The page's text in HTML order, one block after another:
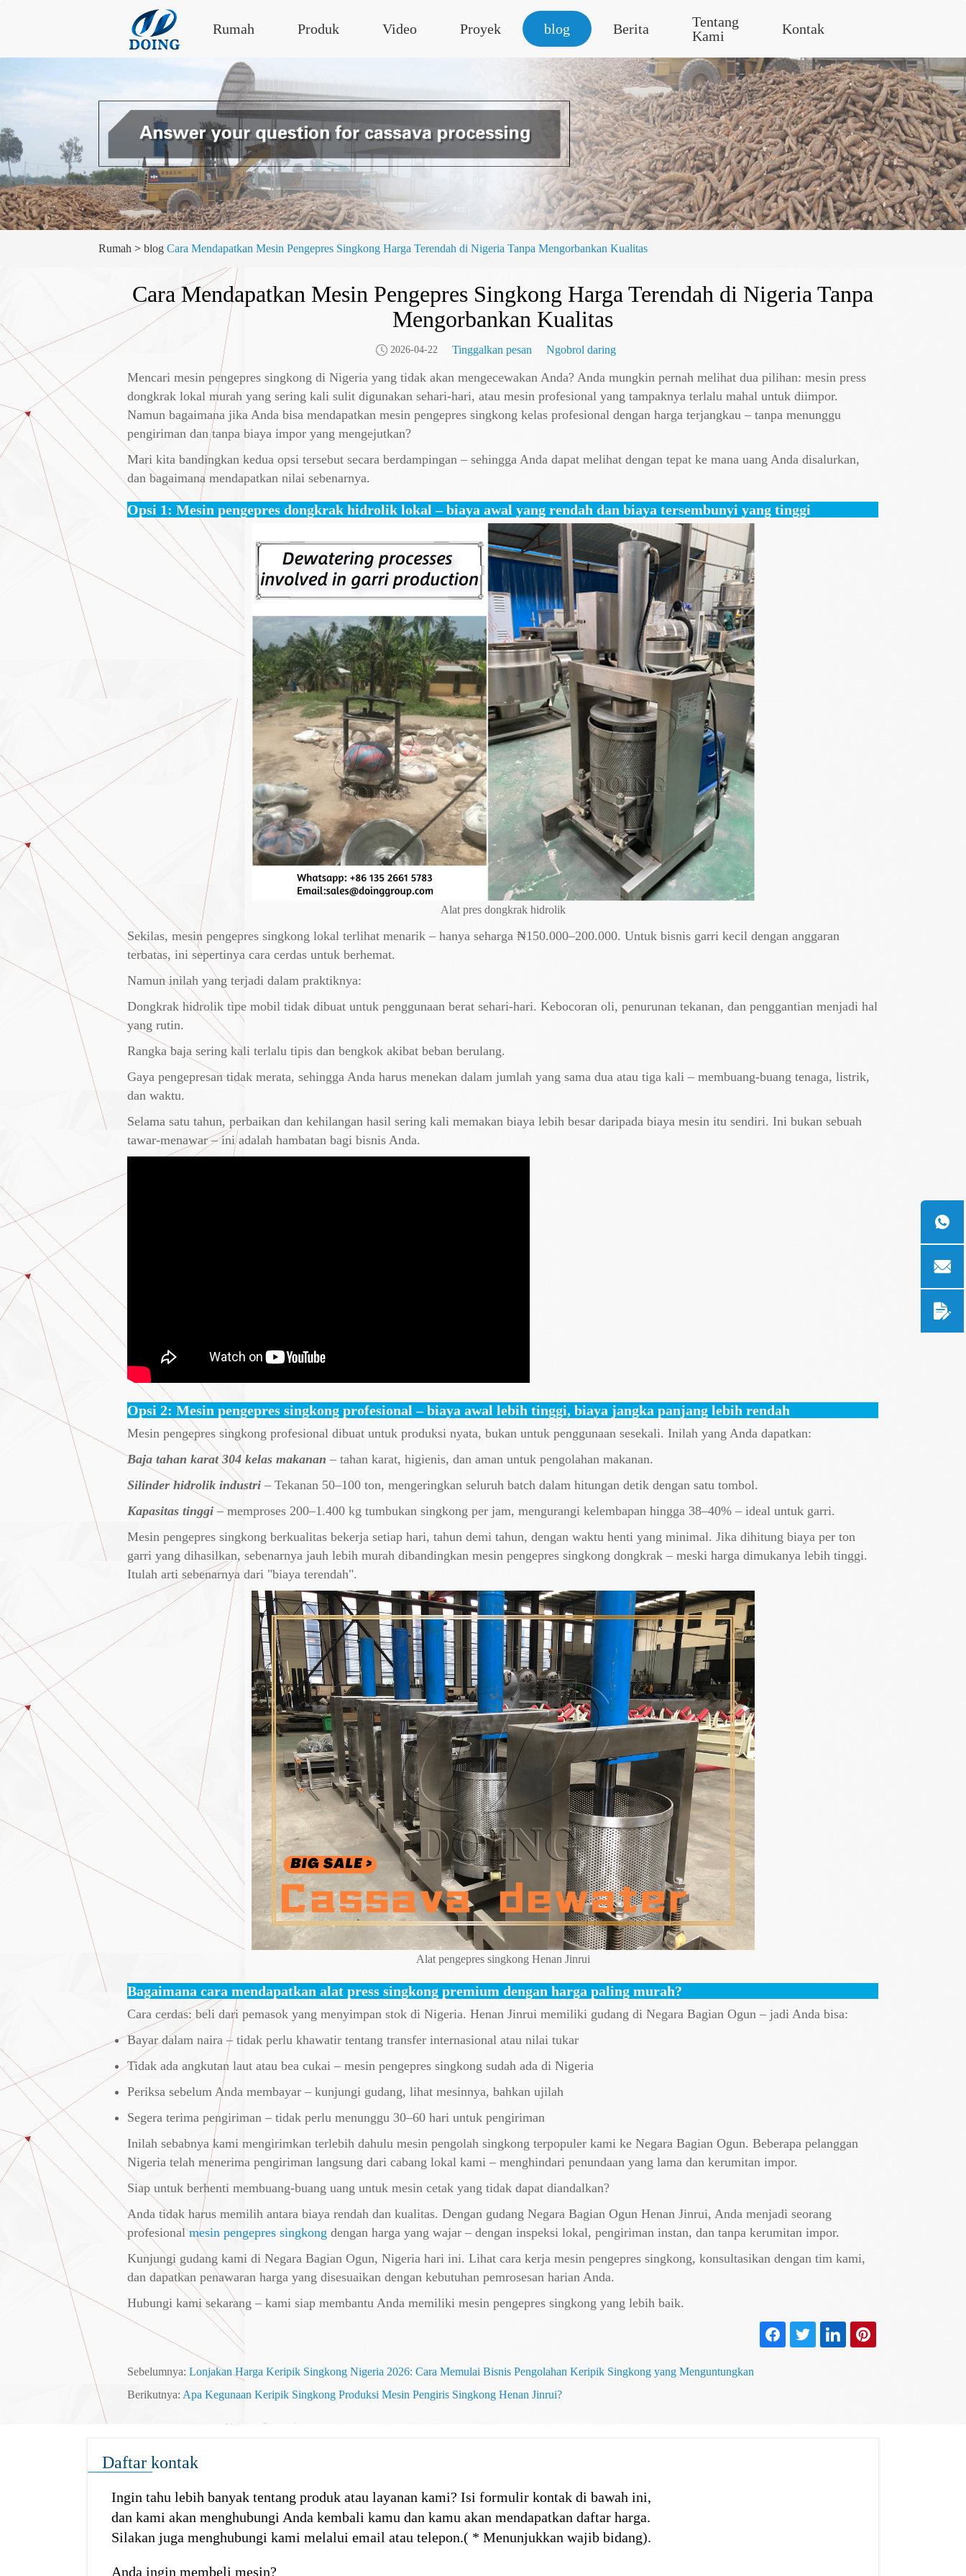
Rumah Produk Video Proyek blog Berita
Tentang
Kami
Kontak
Rumah > blog Cara Mendapatkan Mesin Pengepres Singkong Harga Terendah di Nigeria Tanpa Mengorbankan Kualitas
Cara Mendapatkan Mesin Pengepres Singkong Harga Terendah di Nigeria Tanpa
Mengorbankan Kualitas
2026-04-22 Tinggalkan pesan Ngobrol daring
Mencari mesin pengepres singkong di Nigeria yang tidak akan mengecewakan Anda? Anda mungkin pernah melihat dua pilihan: mesin press
dongkrak lokal murah yang sering kali sulit digunakan sehari-hari, atau mesin profesional yang tampaknya terlalu mahal untuk diimpor.
Namun bagaimana jika Anda bisa mendapatkan mesin pengepres singkong kelas profesional dengan harga terjangkau – tanpa menunggu
pengiriman dan tanpa biaya impor yang mengejutkan?
Mari kita bandingkan kedua opsi tersebut secara berdampingan – sehingga Anda dapat melihat dengan tepat ke mana uang Anda disalurkan,
dan bagaimana mendapatkan nilai sebenarnya.
Opsi 1: Mesin pengepres dongkrak hidrolik lokal – biaya awal yang rendah dan biaya tersembunyi yang tinggi
Alat pres dongkrak hidrolik
Sekilas, mesin pengepres singkong lokal terlihat menarik – hanya seharga ₦150.000–200.000. Untuk bisnis garri kecil dengan anggaran
terbatas, ini sepertinya cara cerdas untuk berhemat.
Namun inilah yang terjadi dalam praktiknya:
Dongkrak hidrolik tipe mobil tidak dibuat untuk penggunaan berat sehari-hari. Kebocoran oli, penurunan tekanan, dan penggantian menjadi hal
yang rutin.
Rangka baja sering kali terlalu tipis dan bengkok akibat beban berulang.
Gaya pengepresan tidak merata, sehingga Anda harus menekan dalam jumlah yang sama dua atau tiga kali – membuang-buang tenaga, listrik,
dan waktu.
Selama satu tahun, perbaikan dan kehilangan hasil sering kali memakan biaya lebih besar daripada biaya mesin itu sendiri. Ini bukan sebuah
tawar-menawar – ini adalah hambatan bagi bisnis Anda.
Opsi 2: Mesin pengepres singkong profesional – biaya awal lebih tinggi, biaya jangka panjang lebih rendah
Mesin pengepres singkong profesional dibuat untuk produksi nyata, bukan untuk penggunaan sesekali. Inilah yang Anda dapatkan:
Baja tahan karat 304 kelas makanan – tahan karat, higienis, dan aman untuk pengolahan makanan.
Silinder hidrolik industri – Tekanan 50–100 ton, mengeringkan seluruh batch dalam hitungan detik dengan satu tombol.
Kapasitas tinggi – memproses 200–1.400 kg tumbukan singkong per jam, mengurangi kelembapan hingga 38–40% – ideal untuk garri.
Mesin pengepres singkong berkualitas bekerja setiap hari, tahun demi tahun, dengan waktu henti yang minimal. Jika dihitung biaya per ton
garri yang dihasilkan, sebenarnya jauh lebih murah dibandingkan mesin pengepres singkong dongkrak – meski harga dimukanya lebih tinggi.
Itulah arti sebenarnya dari "biaya terendah".
Alat pengepres singkong Henan Jinrui
Bagaimana cara mendapatkan alat press singkong premium dengan harga paling murah?
Cara cerdas: beli dari pemasok yang menyimpan stok di Nigeria. Henan Jinrui memiliki gudang di Negara Bagian Ogun – jadi Anda bisa:
Bayar dalam naira – tidak perlu khawatir tentang transfer internasional atau nilai tukar
Tidak ada angkutan laut atau bea cukai – mesin pengepres singkong sudah ada di Nigeria
Periksa sebelum Anda membayar – kunjungi gudang, lihat mesinnya, bahkan ujilah
Segera terima pengiriman – tidak perlu menunggu 30–60 hari untuk pengiriman
Inilah sebabnya kami mengirimkan terlebih dahulu mesin pengolah singkong terpopuler kami ke Negara Bagian Ogun. Beberapa pelanggan
Nigeria telah menerima pengiriman langsung dari cabang lokal kami – menghindari penundaan yang lama dan kerumitan impor.
Siap untuk berhenti membuang-buang uang untuk mesin cetak yang tidak dapat diandalkan?
Anda tidak harus memilih antara biaya rendah dan kualitas. Dengan gudang Negara Bagian Ogun Henan Jinrui, Anda menjadi seorang
profesionalmesin pengepres singkong dengan harga yang wajar – dengan inspeksi lokal, pengiriman instan, dan tanpa kerumitan impor.
Kunjungi gudang kami di Negara Bagian Ogun, Nigeria hari ini. Lihat cara kerja mesin pengepres singkong, konsultasikan dengan tim kami,
dan dapatkan penawaran harga yang disesuaikan dengan kebutuhan pemrosesan harian Anda.
Hubungi kami sekarang – kami siap membantu Anda memiliki mesin pengepres singkong yang lebih baik.
Sebelumnya: Lonjakan Harga Keripik Singkong Nigeria 2026: Cara Memulai Bisnis Pengolahan Keripik Singkong yang Menguntungkan
Berikutnya: Apa Kegunaan Keripik Singkong Produksi Mesin Pengiris Singkong Henan Jinrui?
Daftar kontak
Ingin tahu lebih banyak tentang produk atau layanan kami? Isi formulir kontak di bawah ini,
dan kami akan menghubungi Anda kembali kamu dan kamu akan mendapatkan daftar harga.
Silakan juga menghubungi kami melalui email atau telepon.( * Menunjukkan wajib bidang).
Anda ingin membeli mesin?